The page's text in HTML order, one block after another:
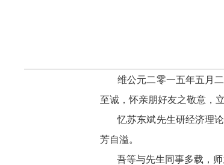
维公元二零一五年五月二
至诚，怀亲朋好友之敬意，
忆苏东斌先生研经济理论
芳自溢。
吾等与先生同事多载，师